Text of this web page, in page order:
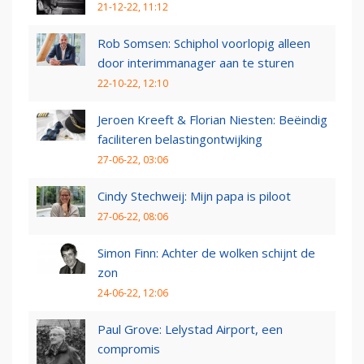
21-12-22, 11:12
Rob Somsen: Schiphol voorlopig alleen
door interimmanager aan te sturen
22-10-22, 12:10
Jeroen Kreeft & Florian Niesten: Beëindig
faciliteren belastingontwijking
27-06-22, 03:06
Cindy Stechweij: Mijn papa is piloot
27-06-22, 08:06
Simon Finn: Achter de wolken schijnt de
zon
24-06-22, 12:06
Paul Grove: Lelystad Airport, een
compromis